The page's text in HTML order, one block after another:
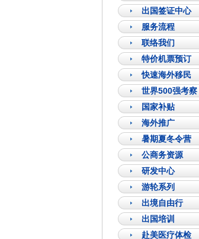
出国签证中心
服务流程
联络我们
特价机票预订
快速海外移民
世界500强考察
国家补贴
海外推广
暑期夏冬令营
公商务资源
研发中心
游轮系列
出境自由行
出国培训
赴美医疗体检